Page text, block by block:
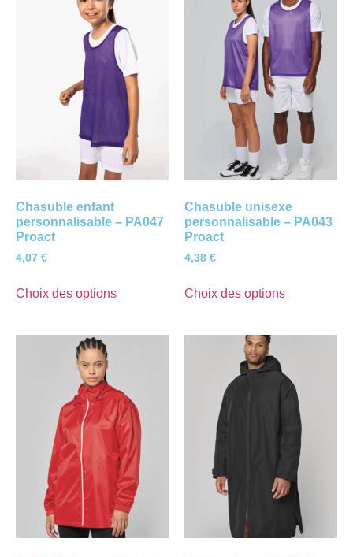
Chasuble enfant
personnalisable – PA047
Proact
4,07 €
Choix des options
Chasuble unisexe
personnalisable – PA043
Proact
4,38 €
Choix des options